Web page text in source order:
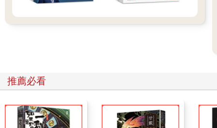
持你的意見的佐證資料」與「反對你的意見的佐證資料」，看看
在會議上，哪一本被提出來的機會比較大）。
研究人員一次又一次地得到相同的結論，當人們有機會從這個世
地找出該延遲購買的理由。
「確認偏誤」的弔詭，在於它可以看起來很「科學」。我們不是
一天到晚在蒐集資料嗎！引言裡提過的專事研究決策的洛瓦羅教
授說：「『確認偏誤』或許是企業人士唯一最大的課題，即使是
最具經驗的管理工作者也會算計錯誤。人們忙進忙出，到處搜羅
推薦必看